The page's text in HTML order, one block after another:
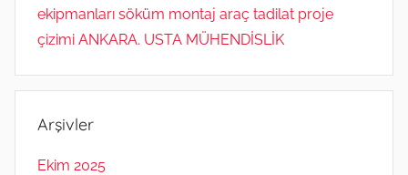
ekipmanları söküm montaj araç tadilat proje
çizimi ANKARA. USTA MÜHENDİSLİK
Arşivler
Ekim 2025